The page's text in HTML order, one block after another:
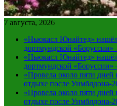
7 августа, 2026
«Ньюкасл Юнайтед»
дортмундской
«Ньюкасл Юнайтед»
дортмундской
«Провела около пяти
отдыхе после Уимблдона-
«Провела около пяти
отдыхе после Уимблдона-